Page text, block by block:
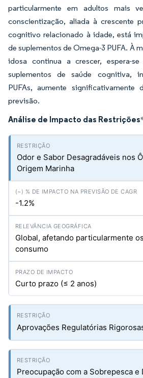
particularmente em adultos mais
conscientização, aliada à crescente
cognitivo relacionado à idade, está
de suplementos de Omega-3 PUFA. À
idosa continua a crescer, espera-
suplementos de saúde cognitiva,
PUFAs, aumente
previsão.
Análise de Impacto das Restrições
Odor e Sabor Desagradáveis nos
Origem Marinha
-1.2%
Global, afetando particularmente
consumo
Curto prazo (≤ 2 anos)
Aprovações Regulatórias
Preocupação com a Sobrepesca e